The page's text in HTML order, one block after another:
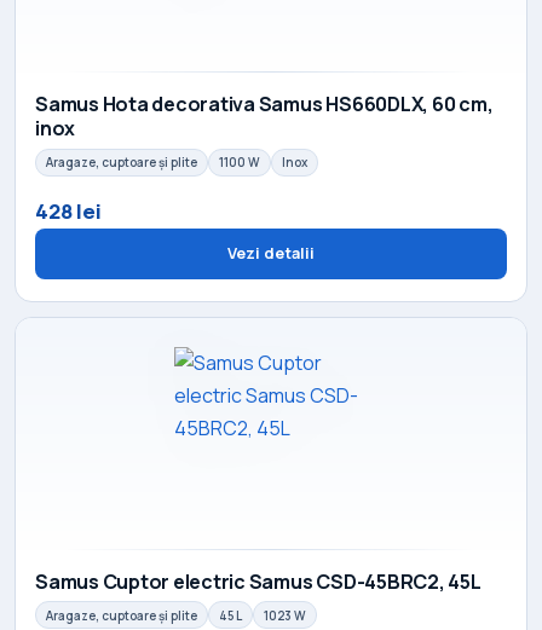
Samus Hota decorativa Samus HS660DLX, 60 cm,
inox
Aragaze, cuptoare și plite 1100 W Inox
428 lei
Vezi detalii
Samus Cuptor electric Samus CSD-45BRC2, 45L
Aragaze, cuptoare și plite 45 L 1023 W